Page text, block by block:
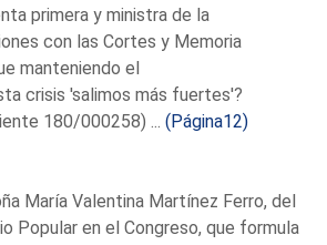
primera y ministra de la
con las Cortes y Memoria
manteniendo el
crisis 'salimos más fuertes'?
180/000258) ...(Página12)
María Valentina Martínez Ferro, del
Popular en el Congreso, que formula